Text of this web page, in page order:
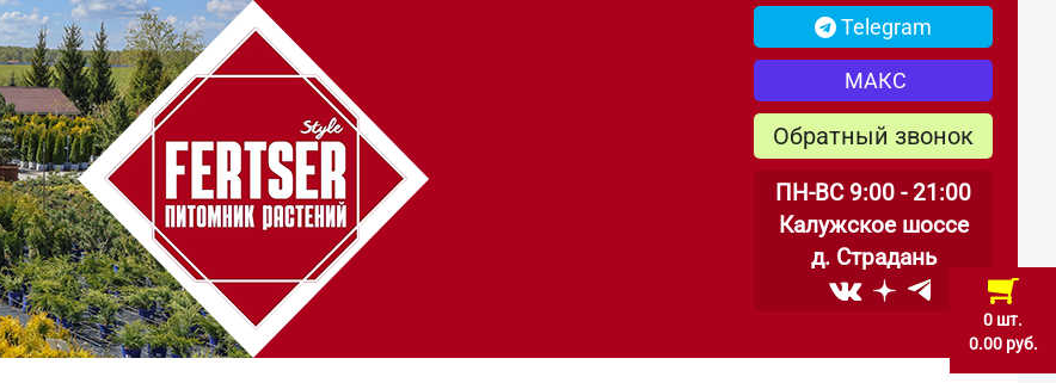
0 шт.
0.00 руб.
Telegram
МАКС
Обратный звонок
ПН-ВС 9:00 - 21:00
Калужское шоссе
д. Страдань